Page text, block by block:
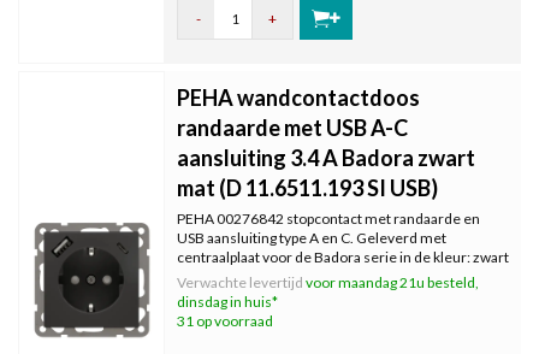
- +
PEHA wandcontactdoos
randaarde met USB A-C
aansluiting 3.4 A Badora zwart
mat (D 11.6511.193 SI USB)
PEHA 00276842 stopcontact met randaarde en
USB aansluiting type A en C. Geleverd met
centraalplaat voor de Badora serie in de kleur: zwart
mat.
Verwachte levertijd voor maandag 21u besteld,
dinsdag in huis*
31 op voorraad